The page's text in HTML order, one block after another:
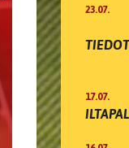
23.07.
17.07.